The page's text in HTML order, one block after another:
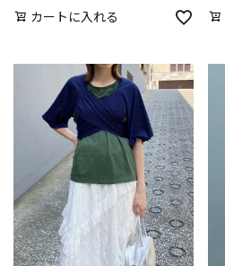
カートに入れる